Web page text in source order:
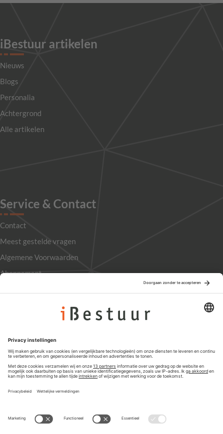
iBestuur artikelen
Nieuws
Blogs
Personalia
Achtergrond
Alle artikelen
Service & Contact
Contact
Meest gestelde vragen
Algemene Voorwaarden
Abonnement
Privacyinstellingen